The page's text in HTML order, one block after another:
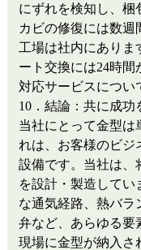
にずれを検知し、梱
カビの修復には数週
工場は社内にありま
ート交換には24時間
対応サービスについ
10．結論：共に成功
当社にとって金型は
れは、お客様のビジ
設備です。当社は、
を設計・製造してい
な通気経路、熱バラ
弁など、あらゆる要
現場に金型が納入さ